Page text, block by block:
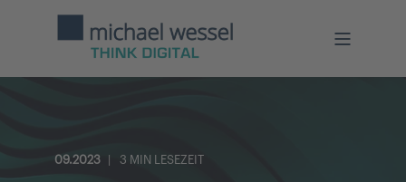
09.2023 3 MIN LESEZEIT